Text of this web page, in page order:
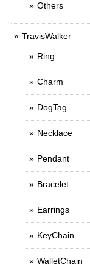
Others
TravisWalker
Ring
Charm
DogTag
Necklace
Pendant
Bracelet
Earrings
KeyChain
WalletChain